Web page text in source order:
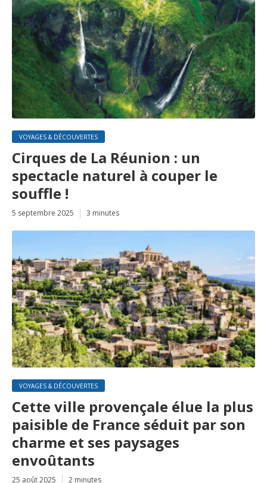
VOYAGES & DÉCOUVERTES
Cirques de La Réunion : un
spectacle naturel à couper le
souffle !
5 septembre 2025 3 minutes
VOYAGES & DÉCOUVERTES
Cette ville provençale élue la plus
paisible de France séduit par son
charme et ses paysages
envoûtants
25 août 2025 2 minutes